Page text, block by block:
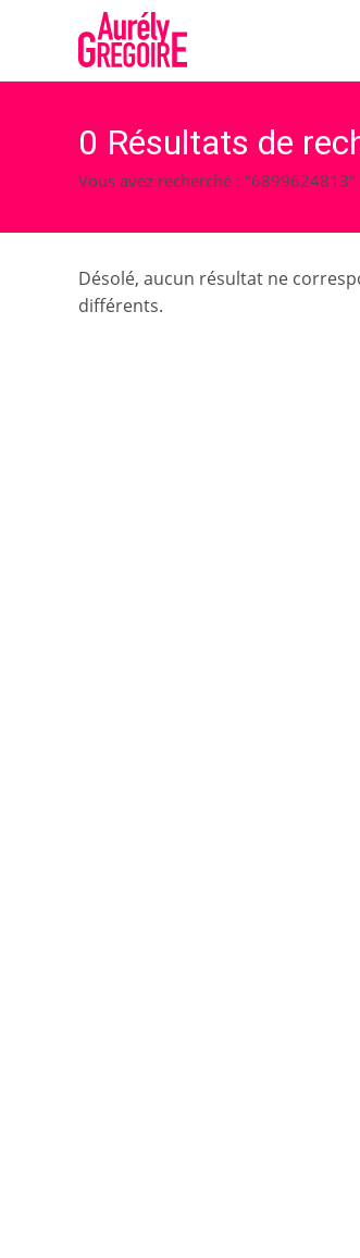
0 Résultats de
Vous avez recherché : "6899624813"
Désolé, aucun résultat ne
différents.